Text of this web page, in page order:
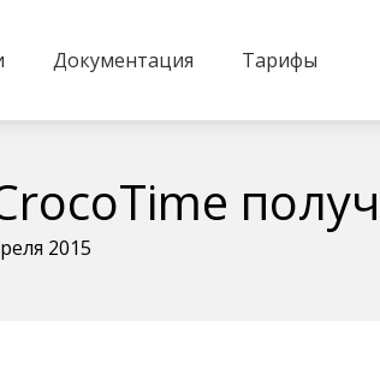
Документация Тарифы
2015